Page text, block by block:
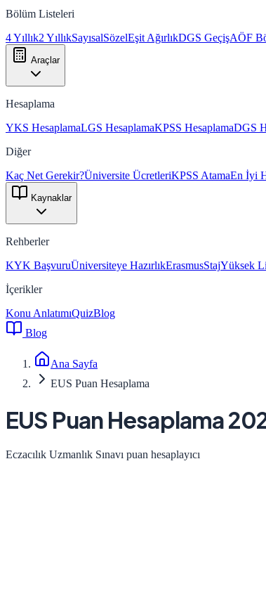
Bölüm Listeleri
4 Yıllık2 YıllıkSayısalSözelEşit AğırlıkDGS GeçişAÖF
Araçlar
Hesaplama
YKS HesaplamaLGS HesaplamaKPSS HesaplamaDGS
Diğer
Kaç Net Gerekir?Üniversite ÜcretleriKPSS AtamaEn İyi
Kaynaklar
Rehberler
KYK BaşvuruÜniversiteye HazırlıkErasmusStajYüksek
İçerikler
Konu AnlatımıQuizBlog
Blog
Ana Sayfa
EUS Puan Hesaplama
EUS Puan Hesaplama
Eczacılık Uzmanlık Sınavı puan hesaplayıcı